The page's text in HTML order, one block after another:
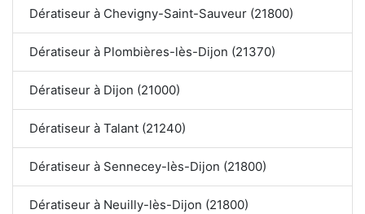
Dératiseur à Chevigny-Saint-Sauveur (21800)
Dératiseur à Plombières-lès-Dijon (21370)
Dératiseur à Dijon (21000)
Dératiseur à Talant (21240)
Dératiseur à Sennecey-lès-Dijon (21800)
Dératiseur à Neuilly-lès-Dijon (21800)